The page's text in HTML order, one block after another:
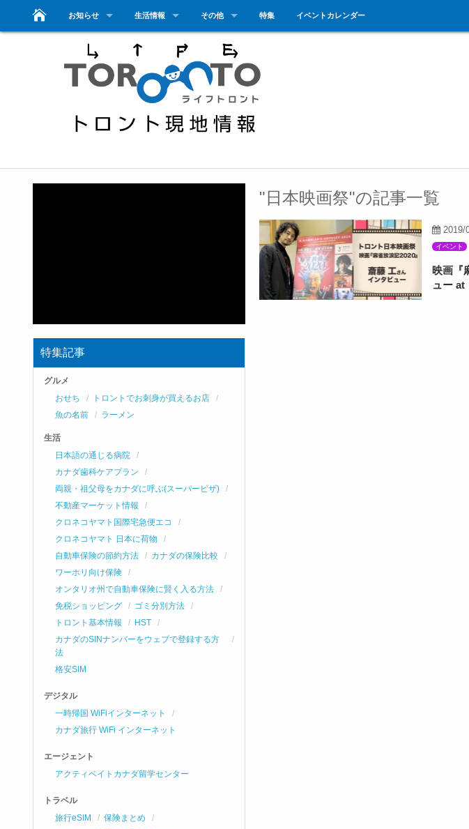
お知らせ 生活情報 その他 特集 イベントカレンダー
"日本映画祭"の記事一覧
2019/
イベント
映画『
ュー at
特集記事
グルメ
おせち
トロントでお刺身が買えるお店
魚の名前
ラーメン
生活
日本語の通じる病院
カナダ歯科ケアプラン
両親・祖父母をカナダに呼ぶ(スーパービザ)
不動産マーケット情報
クロネコヤマト国際宅急便エコ
クロネコヤマト 日本に荷物
自動車保険の節約方法
カナダの保険比較
ワーホリ向け保険
オンタリオ州で自動車保険に賢く入る方法
免税ショッピング
ゴミ分別方法
トロント基本情報
HST
カナダのSINナンバーをウェブで登録する方
法
格安SIM
デジタル
一時帰国 WiFiインターネット
カナダ旅行 WiFi インターネット
エージェント
アクティベイトカナダ留学センター
トラベル
旅行eSIM
保険まとめ